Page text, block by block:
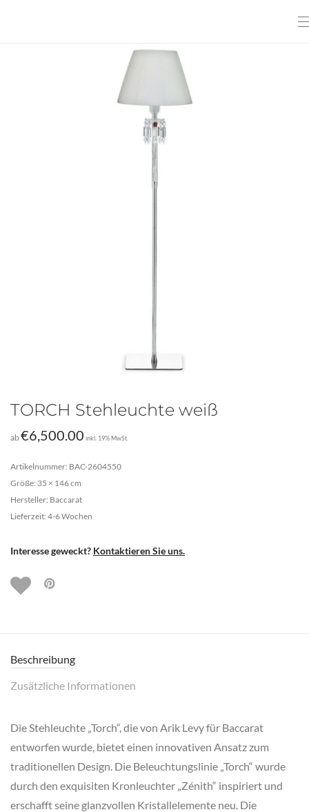
TORCH Stehleuchte weiß
ab€6,500.00 inkl. 19% MwSt.
Artikelnummer: BAC-2604550
Größe: 35 × 146 cm
Hersteller: Baccarat
Lieferzeit: 4-6 Wochen
Interesse geweckt? Kontaktieren Sie uns.
Beschreibung
Zusätzliche Informationen
Die Stehleuchte „Torch“, die von Arik Levy für Baccarat
entworfen wurde, bietet einen innovativen Ansatz zum
traditionellen Design. Die Beleuchtungslinie „Torch“ wurde
durch den exquisiten Kronleuchter „Zénith“ inspiriert und
erschafft seine glanzvollen Kristallelemente neu. Die